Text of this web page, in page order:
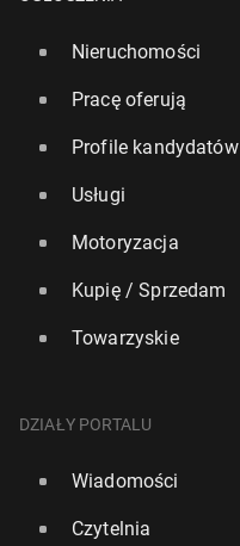
Nieruchomości
Pracę oferują
Profile kandydatów
Usługi
Motoryzacja
Kupię / Sprzedam
Towarzyskie
DZIAŁY PORTALU
Wiadomości
Czytelnia